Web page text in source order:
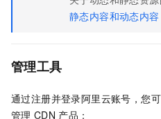
静态内容和动态内容
管理工具
通过注册并登录阿里云账号，您
管理 CDN 产品：